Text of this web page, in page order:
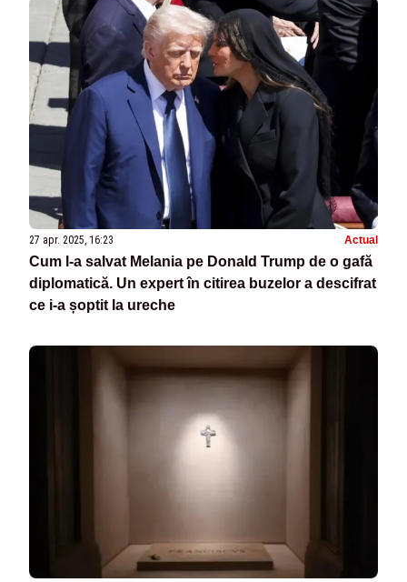
27 apr. 2025, 16:23 Actual
Cum l-a salvat Melania pe Donald Trump de o gafă
diplomatică. Un expert în citirea buzelor a descifrat
ce i-a șoptit la ureche